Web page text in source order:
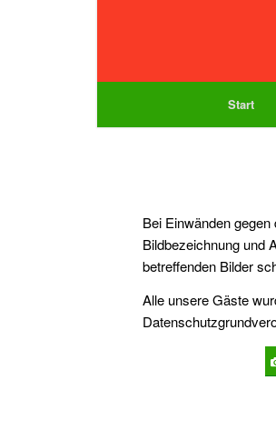
Start
Bei Einwänden
Bildbezeichnung und
betreffenden Bilder
Alle unsere Gäste